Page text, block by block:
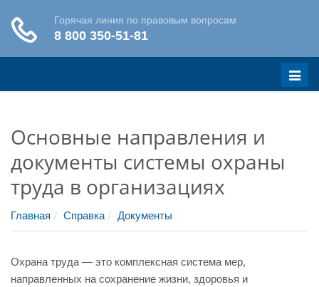
Меню
Основные направления и
документы системы охраны
труда в организациях
Главная Справка Документы
Охрана труда — это комплексная система мер,
направленных на сохранение жизни, здоровья и